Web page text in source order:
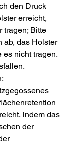
den Druck
erreicht,
tragen; Bitte
ab, das Holster
es nicht tragen.
indem das
der